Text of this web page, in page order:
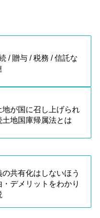
/ 贈与 / 税務 / 信託な
が国に召し上げられ
土地国庫帰属法とは
共有化はしないほう
デメリットをわかり